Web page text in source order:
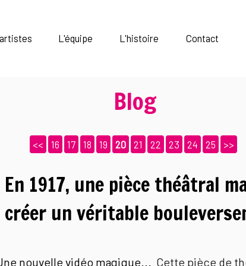
L'équipe L'histoire Contact
Blog
<< 16 17 18 19 20 21 22 23 24 25 >>
En 1917, une pièce théâtral
créer un véritable
nouvelle vidéo magique... Cette pièce de